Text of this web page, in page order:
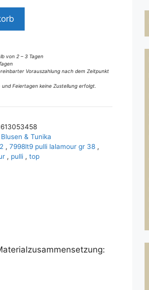
von 2 – 3 Tagen
Vorauszahlung nach dem Zeitpunkt
Feiertagen keine Zustellung erfolgt.
& Tunika
,7998lt9 pulli lalamour gr 38 ,
, pulli ,top